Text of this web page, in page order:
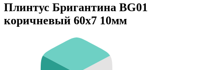
Плинтус Бригантина BG01
коричневый 60x7 10мм